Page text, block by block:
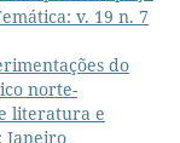
v. 19 n. 7
do
norte-
literatura e
Janeiro